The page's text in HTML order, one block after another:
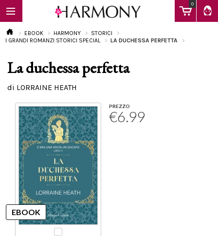
0
EBOOK
Calendario
EBOOK HARMONY
STORICI
I GRANDI ROMANZI STORICI SPECIAL
LA DUCHESSA PERFETTA
La duchessa perfetta
di LORRAINE HEATH
PREZZO
€6.99